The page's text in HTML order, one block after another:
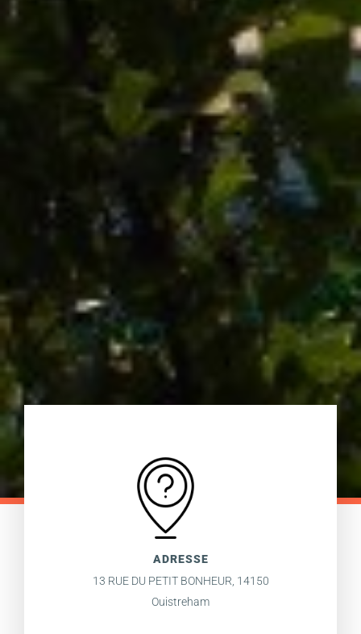
ADRESSE
13 RUE DU PETIT BONHEUR, 14150
Ouistreham